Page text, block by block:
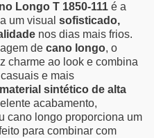
Longo T 1850-111 é a
um visualsofisticado,
nos dias mais frios.
decano longo, o
charme ao look e combina
e mais
material sintético de alta
acabamento,
cano longo proporciona um
para combinar com